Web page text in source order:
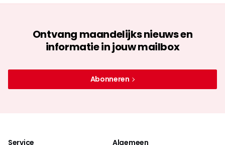
Ontvang maandelijks nieuws en
informatie in jouw mailbox
Abonneren
Service Algemeen